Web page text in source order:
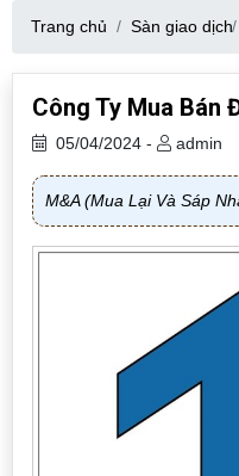
Cần thuê MBKD tại
Cần thuê MBKD tại
Cần thuê MBKD tại
Cần thuê MBKD tại
Cần thuê MBKD tại
Cần thuê MBKD tại
Cần thuê MBKD tại
Cần thuê MBKD tại
Cần thuê MBKD tại
Cần thuê MBKD tại
Cần thuê MBKD tại
Cần thuê MBKD tại
Cần thuê MBKD tại
Cần thuê MBKD tại
Trang chủ Sàn giao dịch
Công Ty Mua Bán
05/04/2024 - admin
M&A (Mua Lại Và Sáp